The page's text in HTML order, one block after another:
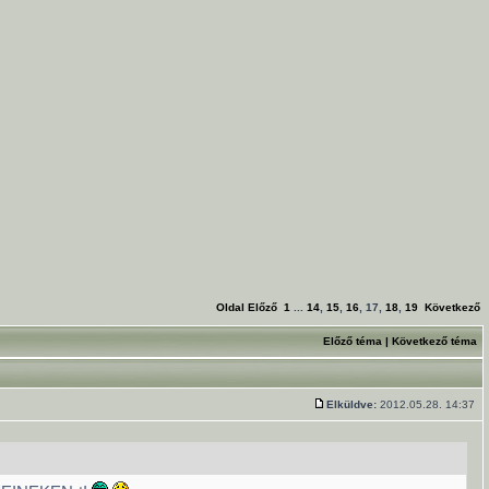
Oldal Előző 1 14 15 16 17 18 19 Következő
Előző téma | Következő téma
Elküldve: 2012.05.28. 14:37